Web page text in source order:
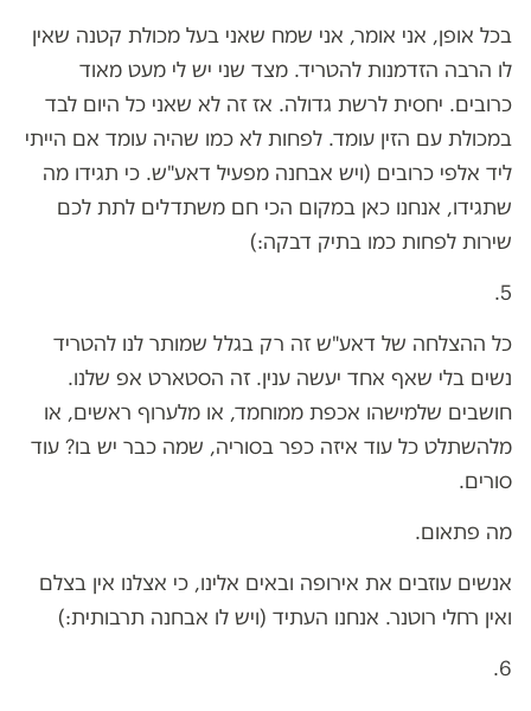
בכל אופן, אני אומר, אני שמח שאני בעל מכולת קטנה שאין
לו הרבה הזדמנות להטריד. מצד שני יש לי מעט מאוד
כרובים. יחסית לרשת גדולה. אז זה לא שאני כל היום לבד
במכולת עם הזין עומד. לפחות לא כמו שהיה עומד אם הייתי
ליד אלפי כרובים (ויש אבחנה מפעיל דאע"ש. כי תגידו מה
שתגידו, אנחנו כאן במקום הכי חם משתדלים לתת לכם
שירות לפחות כמו בתיק דבקה:)
5.
כל ההצלחה של דאע"ש זה רק בגלל שמותר לנו להטריד
נשים בלי שאף אחד יעשה ענין. זה הסטארט אפ שלנו.
חושבים שלמישהו אכפת ממוחמד, או מלערוף ראשים, או
מלהשתלט כל עוד איזה כפר בסוריה, שמה כבר יש בו? עוד
סורים.
מה פתאום.
אנשים עוזבים את אירופה ובאים אלינו, כי אצלנו אין בצלם
ואין רחלי רוטנר. אנחנו העתיד (ויש לו אבחנה תרבותית:)
6.